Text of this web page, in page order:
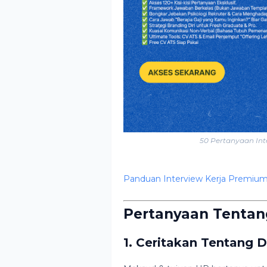
50 Pertanyaan
Panduan Interview Kerja
Pertanyaan
1. Ceritakan Tentang